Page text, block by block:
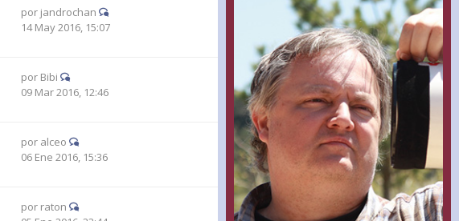
por jandrochan
14 May 2016, 15:07
por Bibi
09 Mar 2016, 12:46
por alceo
06 Ene 2016, 15:36
por raton